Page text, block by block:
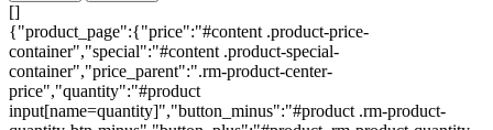
[]
{"product_page":{"price":"#content .product-price-
container","special":"#content .product-special-
container","price_parent":".rm-product-center-
price","quantity":"#product
input[name=quantity]","button_minus":"#product .rm-product-